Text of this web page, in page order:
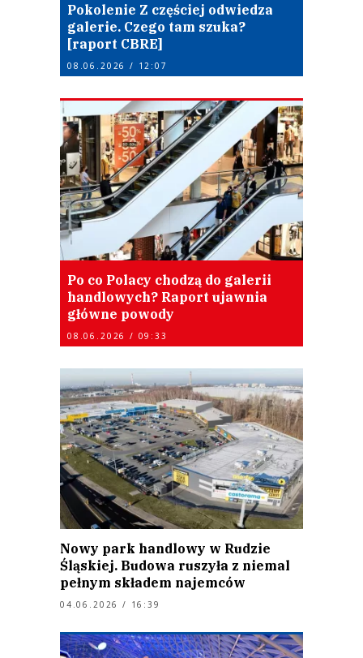
Pokolenie Z częściej odwiedza
galerie. Czego tam szuka?
[raport CBRE]
08.06.2026 / 12:07
Po co Polacy chodzą do galerii
handlowych? Raport ujawnia
główne powody
08.06.2026 / 09:33
Nowy park handlowy w Rudzie
Śląskiej. Budowa ruszyła z niemal
pełnym składem najemców
04.06.2026 / 16:39